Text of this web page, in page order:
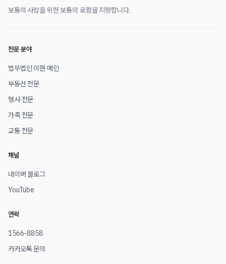
보통의 사람을 위한 보통의 로펌을 지향합니다.
전문 분야
법무법인 이현 메인
부동산 전문
형사 전문
가족 전문
교통 전문
채널
네이버 블로그
YouTube
연락
1566-8858
카카오톡 문의